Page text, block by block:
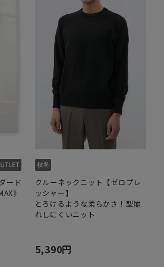
ード
》
クルーネックニット【ゼロプレ
ッシャー】
とろけるような柔らかさ！型崩
れしにくいニット
5,390円